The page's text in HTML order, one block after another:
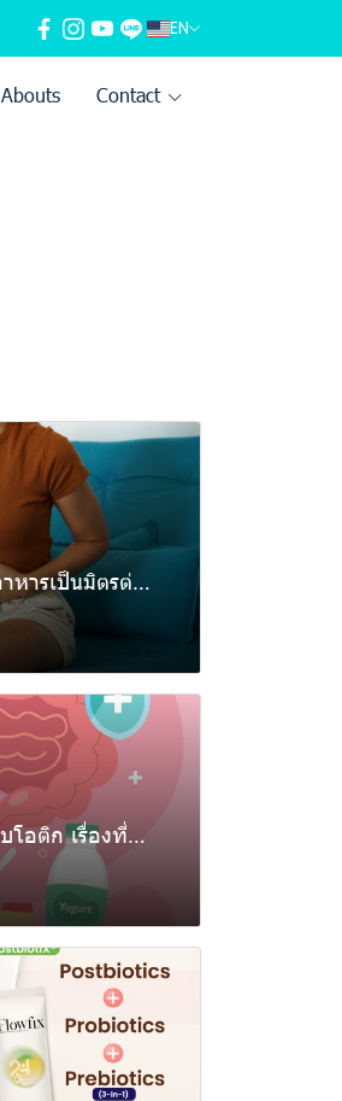
EN
Abouts Contact
ท้องผูกกินอะไร แนะนำอาหารเป็นมิตรต่อลำไส้ ช่วยให้ขับถ่ายดี
เสริมภูมิคุ้มกัน ด้วยโพรไบโอติก เรื่องที่คนรักสุขภาพต้องรู้